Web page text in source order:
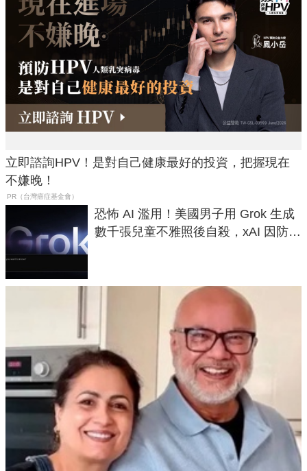
立即諮詢HPV！是對自己健康最好的投資，把握現在
不嫌晚！
PR（台灣癌症基金會）
恐怖 AI 濫用！美國男子用 Grok 生成
數千張兒童不雅照後自殺，xAI 因防護